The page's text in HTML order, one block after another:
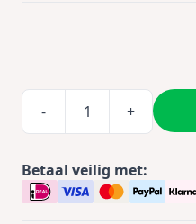
- +
Betaal veilig met: